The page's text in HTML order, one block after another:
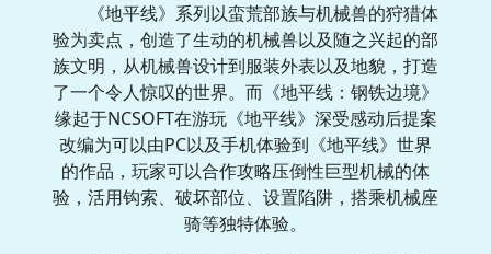
《地平线》系列以蛮荒部族与机械兽的狩猎体
验为卖点，创造了生动的机械兽以及随之兴起的部
族文明，从机械兽设计到服装外表以及地貌，打造
了一个令人惊叹的世界。而《地平线：钢铁边境》
缘起于NCSOFT在游玩《地平线》深受感动后提案
改编为可以由PC以及手机体验到《地平线》世界
的作品，玩家可以合作攻略压倒性巨型机械的体
验，活用钩索、破坏部位、设置陷阱，搭乘机械座
骑等独特体验。